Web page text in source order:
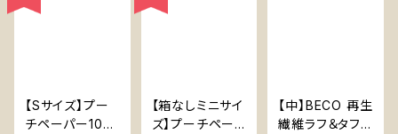
【Sサイズ】プー
チペーパー10
【箱なしミニサイ
ズ】プーチペー
【中】BECO 再生
繊維ラフ＆タフカ